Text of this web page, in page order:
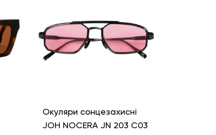
Окуляри сонцезахисні
JOH NOCERA JN 203 C03